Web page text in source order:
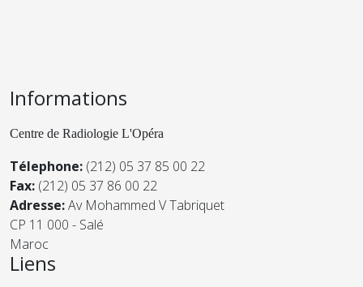
Informations
Centre de Radiologie L'Opéra
Télephone: (212) 05 37 85 00 22
Fax: (212) 05 37 86 00 22
Adresse:Av Mohammed V Tabriquet
CP 11 000 - Salé
Maroc
Liens